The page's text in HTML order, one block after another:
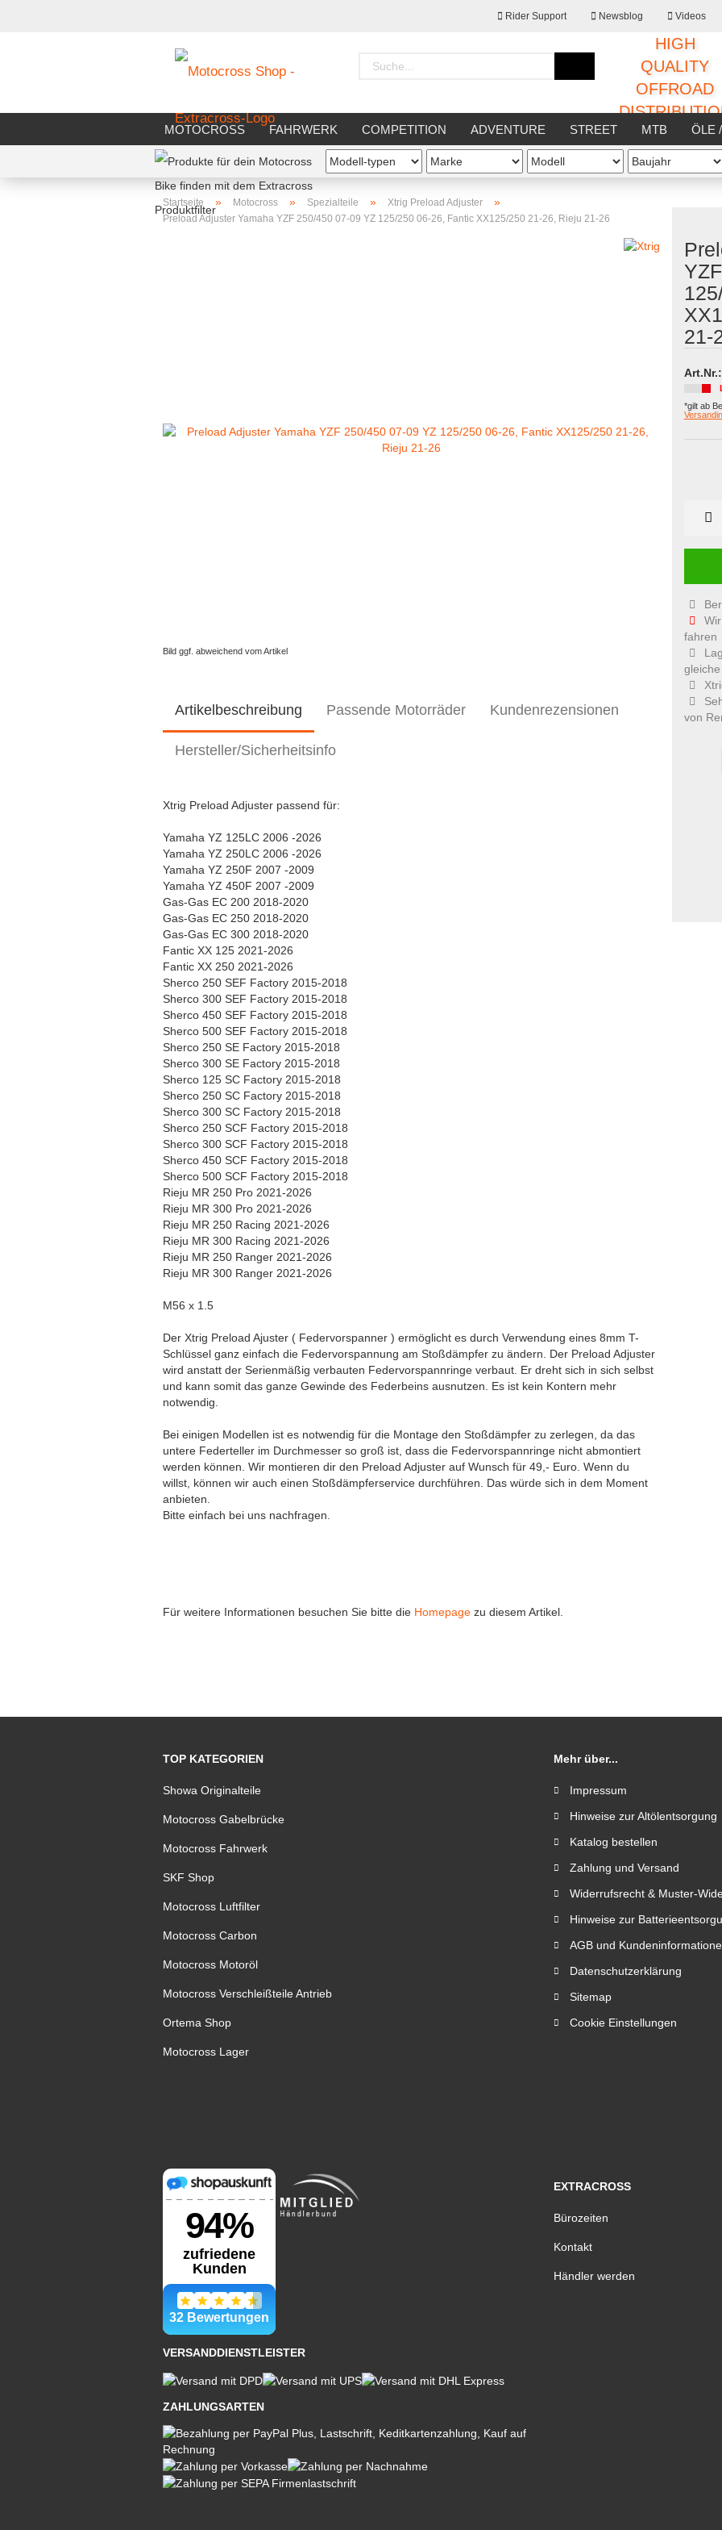
Rider Support Newsblog Videos
Konto erstellen
Passwort vergessen?
HIGH
QUALITY
OFFROAD
MOTOCROSS FAHRWERK COMPETITION ADVENTURE STREET MTB ÖLE
FAHRERAUSSTATTUNG WERKSTATT SONSTIGES
Startseite » Motocross » Spezialteile » Xtrig Preload Adjuster »
Preload Adjuster Yamaha YZF 250/450 07-09 YZ 125/250 06-26, Fantic XX125/250 21-26, Rieju 21-26
Bild ggf. abweichend vom Artikel
21-
Art.Nr.:
*gilt ab
fahren
von
Artikelbeschreibung Passende Motorräder Kundenrezensionen
Hersteller/Sicherheitsinfo
Xtrig Preload Adjuster passend für:
Yamaha YZ 125LC 2006 -2026
Yamaha YZ 250LC 2006 -2026
Yamaha YZ 250F 2007 -2009
Yamaha YZ 450F 2007 -2009
Gas-Gas EC 200 2018-2020
Gas-Gas EC 250 2018-2020
Gas-Gas EC 300 2018-2020
Fantic XX 125 2021-2026
Fantic XX 250 2021-2026
Sherco 250 SEF Factory 2015-2018
Sherco 300 SEF Factory 2015-2018
Sherco 450 SEF Factory 2015-2018
Sherco 500 SEF Factory 2015-2018
Sherco 250 SE Factory 2015-2018
Sherco 300 SE Factory 2015-2018
Sherco 125 SC Factory 2015-2018
Sherco 250 SC Factory 2015-2018
Sherco 300 SC Factory 2015-2018
Sherco 250 SCF Factory 2015-2018
Sherco 300 SCF Factory 2015-2018
Sherco 450 SCF Factory 2015-2018
Sherco 500 SCF Factory 2015-2018
Rieju MR 250 Pro 2021-2026
Rieju MR 300 Pro 2021-2026
Rieju MR 250 Racing 2021-2026
Rieju MR 300 Racing 2021-2026
Rieju MR 250 Ranger 2021-2026
Rieju MR 300 Ranger 2021-2026
M56 x 1.5
Der Xtrig Preload Ajuster ( Federvorspanner ) ermöglicht es durch Verwendung eines 8mm T-
Schlüssel ganz einfach die Federvorspannung am Stoßdämpfer zu ändern. Der Preload Adjuster
wird anstatt der Serienmäßig verbauten Federvorspannringe verbaut. Er dreht sich in sich selbst
und kann somit das ganze Gewinde des Federbeins ausnutzen. Es ist kein Kontern mehr
notwendig.
Bei einigen Modellen ist es notwendig für die Montage den Stoßdämpfer zu zerlegen, da das
untere Federteller im Durchmesser so groß ist, dass die Federvorspannringe nicht abmontiert
werden können. Wir montieren dir den Preload Adjuster auf Wunsch für 49,- Euro. Wenn du
willst, können wir auch einen Stoßdämpferservice durchführen. Das würde sich in dem Moment
anbieten.
Bitte einfach bei uns nachfragen.
Für weitere Informationen besuchen Sie bitte die Homepage zu diesem Artikel.
TOP KATEGORIEN
Showa Originalteile
Motocross Gabelbrücke
Motocross Fahrwerk
SKF Shop
Motocross Luftfilter
Motocross Carbon
Motocross Motoröl
Motocross Verschleißteile Antrieb
Ortema Shop
Motocross Lager
Mehr über...
Impressum
Hinweise zur Altölentsorgung
Katalog bestellen
Zahlung und Versand
Widerrufsrecht & Muster-
Hinweise zur
AGB und
Datenschutzerklärung
Sitemap
Cookie Einstellungen
VERSANDDIENSTLEISTER
ZAHLUNGSARTEN
EXTRACROSS
Bürozeiten
Kontakt
Händler werden